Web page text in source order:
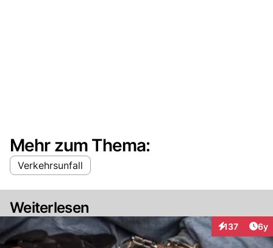
Mehr zum Thema:
Verkehrsunfall
Weiterlesen
137
Interaktionen
6y